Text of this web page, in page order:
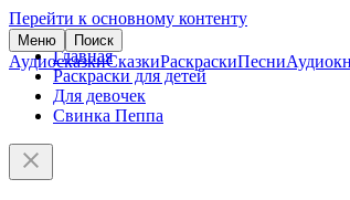
Перейти к основному контенту
Меню Поиск
АудиосказкиСказкиРаскраскиПесни
Главная
Раскраски для детей
Для девочек
Свинка Пеппа